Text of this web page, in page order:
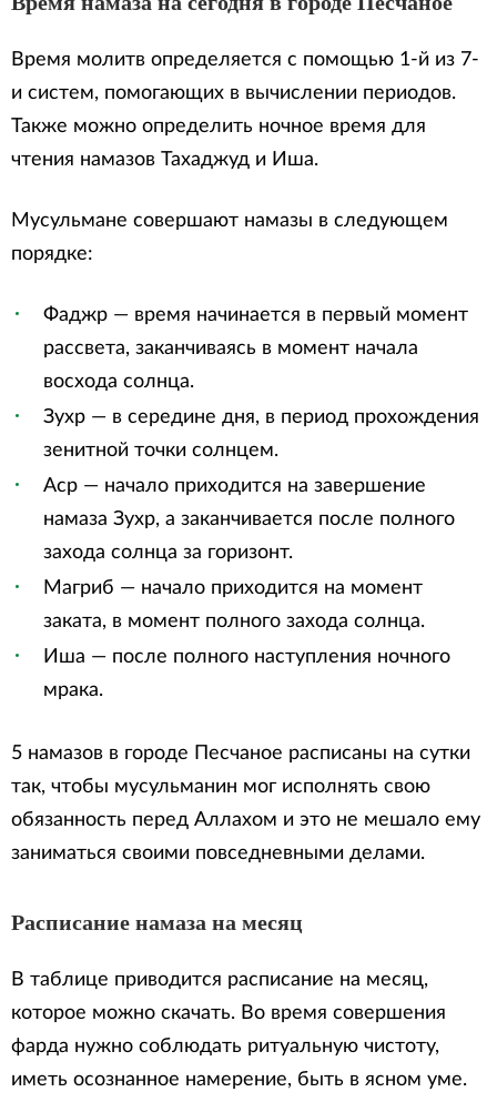
Время молитв определяется с помощью 1-й из 7-
и систем, помогающих в вычислении периодов.
Также можно определить ночное время для
чтения намазов Тахаджуд и Иша.
Мусульмане совершают намазы в следующем
порядке:
Фаджр — время начинается в первый момент
рассвета, заканчиваясь в момент начала
восхода солнца.
Зухр — в середине дня, в период прохождения
зенитной точки солнцем.
Аср — начало приходится на завершение
намаза Зухр, а заканчивается после полного
захода солнца за горизонт.
Магриб — начало приходится на момент
заката, в момент полного захода солнца.
Иша — после полного наступления ночного
мрака.
5 намазов в городе Песчаное расписаны на сутки
так, чтобы мусульманин мог исполнять свою
обязанность перед Аллахом и это не мешало ему
заниматься своими повседневными делами.
Расписание намаза на месяц
В таблице приводится расписание на месяц,
которое можно скачать. Во время совершения
фарда нужно соблюдать ритуальную чистоту,
иметь осознанное намерение, быть в ясном уме.